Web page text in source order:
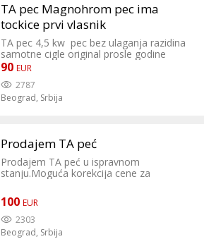
TA pec Magnohrom pec ima
tockice prvi vlasnik
TA pec 4,5 kw pec bez ulaganja razidina
samotne cigle original prosle godine
kupljeni novi grejaci spremna je za
malo koriscena PRVI VLASNIK . Pec ima
tockice tako da je moguce sa lakocom
90 EUR
2787
Beograd, Srbija
Prodajem TA peć
Prodajem TA peć u ispravnom
stanju.Moguća korekcija cene za
100 EUR
2303
Beograd, Srbija